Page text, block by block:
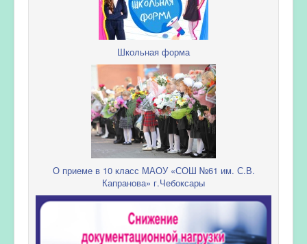
Школьная форма
О приеме в 10 класс МАОУ «СОШ №61 им. С.В.
Капранова» г.Чебоксары